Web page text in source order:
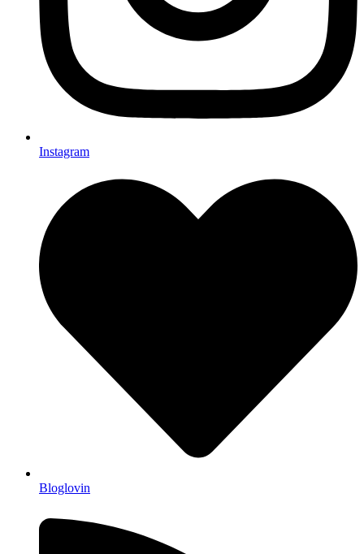
Instagram
Bloglovin